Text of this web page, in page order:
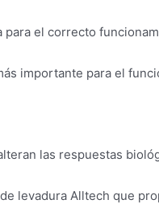
el correcto
importante para el
las respuestas
levadura Alltech que